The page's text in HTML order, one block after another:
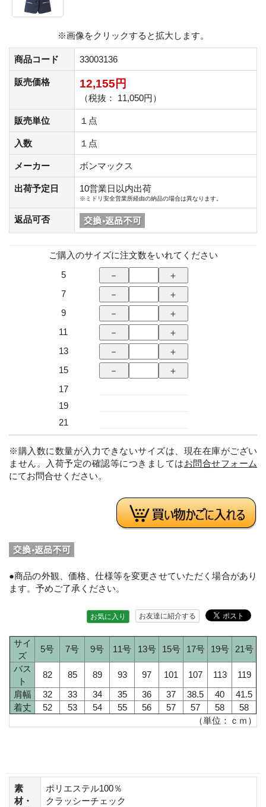
※画像をクリックすると拡大します。
商品コード 33003136
販売価格 12,155円
（税抜： 11,050円）
販売単位 １点
入数 １点
メーカー ボンマックス
出荷予定日 10営業日以内出荷
※ミドリ安全営業所経由の納品の場合は異なります。
返品可否
ご購入のサイズに注文数をいれてください
5
7
9
11
13
15
17
19
21
※購入数に数量が入力できないサイズは、現在在庫がござい
ません。入荷予定の確認等につきましてはお問合せフォーム
にてお問合せください。
●商品の外観、価格、仕様等を変更させていただく場合があり
ます。予めご了承ください。
お友達に紹介する
お気に入り
サイ
ズ
5号 7号 9号 11号 13号 15号 17号 19号
21号
バス
ト
82 85 89 93 97 101 107 113
119
肩幅
32 33 34 35 36 37 38.5 40
41.5
着丈
52 53 54 55 56 57 57 58
58
（単位：ｃｍ）
素
材・
ポリエステル100％
クラッシーチェック